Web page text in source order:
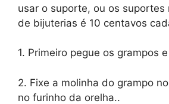
usar o suporte, ou os suportes
de bijuterias é 10 centavos
1. Primeiro pegue os grampos
2. Fixe a molinha do grampo
no furinho da orelha..